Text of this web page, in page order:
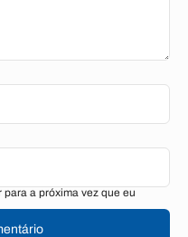
a próxima vez que eu